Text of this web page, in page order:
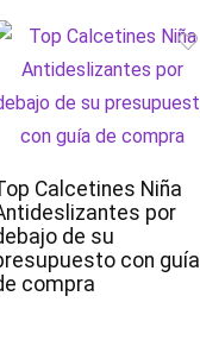
Calcetines Niña
por
de su
con guía
compra